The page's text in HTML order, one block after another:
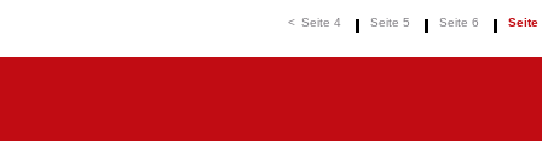
< Seite 4 Seite 5 Seite 6 Seite